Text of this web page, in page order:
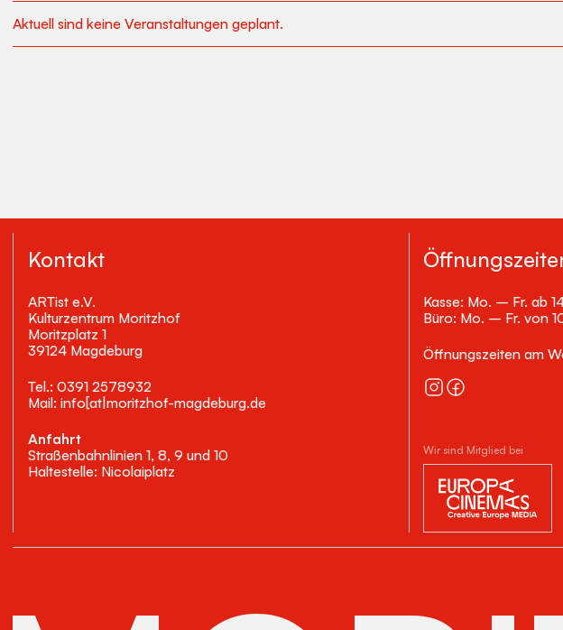
Aktuell sind keine Veranstaltungen geplant.
Kontakt
ARTist e.V.
Kulturzentrum Moritzhof
Moritzplatz 1
39124 Magdeburg
Tel.: 0391 2578932
Mail: info[at|moritzhof-magdeburg.de
Anfahrt
Straßenbahnlinien 1, 8, 9 und 10
Haltestelle: Nicolaiplatz
Kasse: Mo. – Fr. ab
Büro: Mo. – Fr. von
Öffnungszeiten am
Wir sind Mitglied bei